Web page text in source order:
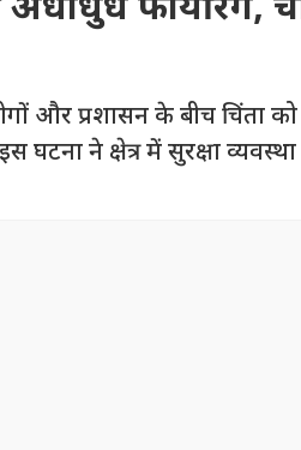
फायरिंग,
और प्रशासन के बीच चिंता
घटना ने क्षेत्र में सुरक्षा